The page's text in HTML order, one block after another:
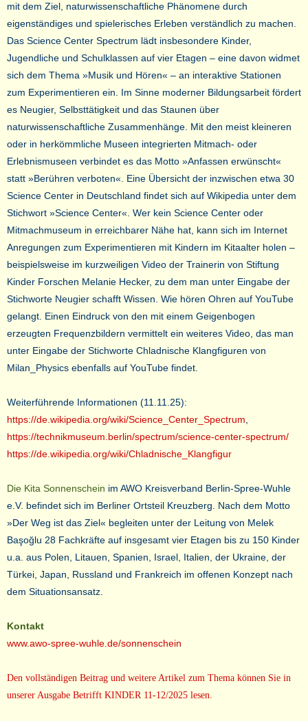
mit dem Ziel, naturwissenschaftliche Phänomene durch
eigenständiges und spielerisches Erleben verständlich zu machen.
Das Science Center Spectrum lädt insbesondere Kinder,
Jugendliche und Schulklassen auf vier Etagen – eine davon widmet
sich dem Thema »Musik und Hören« – an interaktive Stationen
zum Experimentieren ein. Im Sinne moderner Bildungsarbeit fördert
es Neugier, Selbsttätigkeit und das Staunen über
naturwissenschaftliche Zusammenhänge. Mit den meist kleineren
oder in herkömmliche Museen integrierten Mitmach- oder
Erlebnismuseen verbindet es das Motto »Anfassen erwünscht«
statt »Berühren verboten«. Eine Übersicht der inzwischen etwa 30
Science Center in Deutschland findet sich auf Wikipedia unter dem
Stichwort »Science Center«. Wer kein Science Center oder
Mitmachmuseum in erreichbarer Nähe hat, kann sich im Internet
Anregungen zum Experimentieren mit Kindern im Kitaalter holen –
beispielsweise im kurzweiligen Video der Trainerin von Stiftung
Kinder Forschen Melanie Hecker, zu dem man unter Eingabe der
Stichworte Neugier schafft Wissen. Wie hören Ohren auf YouTube
gelangt. Einen Eindruck von den mit einem Geigenbogen
erzeugten Frequenzbildern vermittelt ein weiteres Video, das man
unter Eingabe der Stichworte Chladnische Klangfiguren von
Milan_Physics ebenfalls auf YouTube findet.
Weiterführende Informationen (11.11.25):
https://de.wikipedia.org/wiki/Science_Center_Spectrum,
https://technikmuseum.berlin/spectrum/science-center-spectrum/
https://de.wikipedia.org/wiki/Chladnische_Klangfigur
Die Kita Sonnenschein im AWO Kreisverband Berlin-Spree-Wuhle
e.V. befindet sich im Berliner Ortsteil Kreuzberg. Nach dem Motto
»Der Weg ist das Ziel« begleiten unter der Leitung von Melek
Başoğlu 28 Fachkräfte auf insgesamt vier Etagen bis zu 150 Kinder
u.a. aus Polen, Litauen, Spanien, Israel, Italien, der Ukraine, der
Türkei, Japan, Russland und Frankreich im offenen Konzept nach
dem Situationsansatz.
Kontakt
www.awo-spree-wuhle.de/sonnenschein
Den vollständigen Beitrag und weitere Artikel zum Thema können Sie in
unserer Ausgabe Betrifft KINDER 11-12/2025 lesen.